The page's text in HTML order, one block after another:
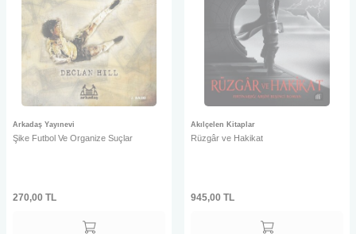
Arkadaş Yayınevi
Şike Futbol Ve Organize Suçlar
270,00 TL
Akılçelen Kitaplar
Rüzgâr ve Hakikat
945,00 TL